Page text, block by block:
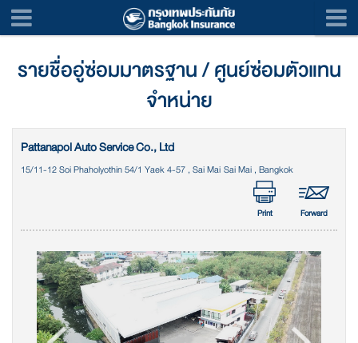
รายชื่ออู่ซ่อมมาตรฐาน / ศูนย์ซ่อมตัวแทน
จำหน่าย
Pattanapol Auto Service Co., Ltd
15/11-12 Soi Phaholyothin 54/1 Yaek 4-57 , Sai Mai Sai Mai , Bangkok
Print Forward